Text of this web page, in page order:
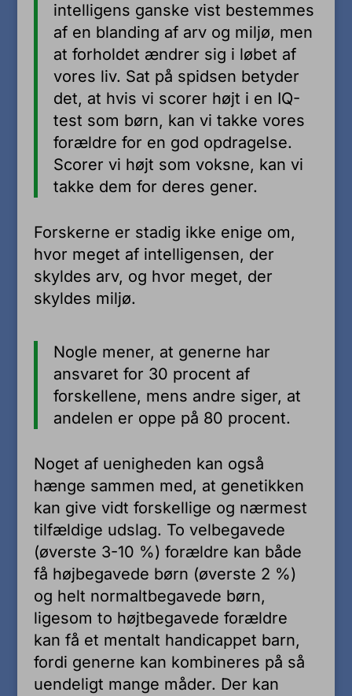
intelligens ganske vist bestemmes
af en blanding af arv og miljø, men
at forholdet ændrer sig i løbet af
vores liv. Sat på spidsen betyder
det, at hvis vi scorer højt i en IQ-
test som børn, kan vi takke vores
forældre for en god opdragelse.
Scorer vi højt som voksne, kan vi
takke dem for deres gener.
Forskerne er stadig ikke enige om,
hvor meget af intelligensen, der
skyldes arv, og hvor meget, der
skyldes miljø.
Nogle mener, at generne har
ansvaret for 30 procent af
forskellene, mens andre siger, at
andelen er oppe på 80 procent.
Noget af uenigheden kan også
hænge sammen med, at genetikken
kan give vidt forskellige og nærmest
tilfældige udslag. To velbegavede
(øverste 3-10 %) forældre kan både
få højbegavede børn (øverste 2 %)
og helt normaltbegavede børn,
ligesom to højtbegavede forældre
kan få et mentalt handicappet barn,
fordi generne kan kombineres på så
uendeligt mange måder. Der kan